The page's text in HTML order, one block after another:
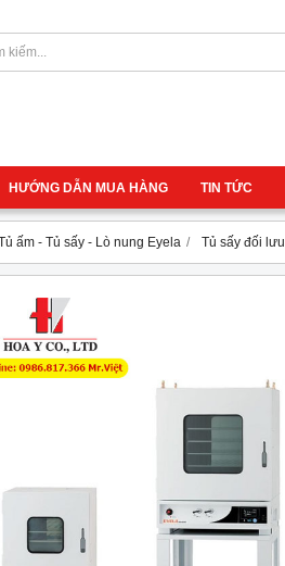
HƯỚNG DẪN MUA HÀNG TIN TỨC
ấm - Tủ sấy - Lò nung Eyela Tủ sấy đối